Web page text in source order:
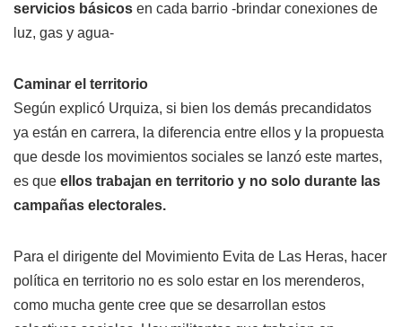
servicios básicos en cada barrio -brindar conexiones de
luz, gas y agua-
Caminar el territorio
Según explicó Urquiza, si bien los demás precandidatos
ya están en carrera, la diferencia entre ellos y la propuesta
que desde los movimientos sociales se lanzó este martes,
es que ellos trabajan en territorio y no solo durante las
campañas electorales.
Para el dirigente del Movimiento Evita de Las Heras, hacer
política en territorio no es solo estar en los merenderos,
como mucha gente cree que se desarrollan estos